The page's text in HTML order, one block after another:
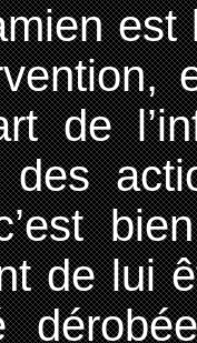
est
de
des
de lui